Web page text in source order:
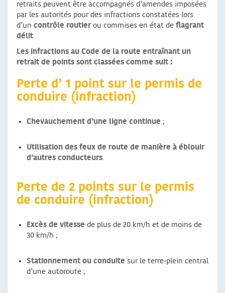
retraits peuvent être accompagnés d’amendes imposées
par les autorités pour des infractions constatées lors
d’un contrôle routierou commises en état de flagrant
délit.
Les infractions au Code de la route entraînant un
retrait de points sont classées comme suit :
Perte d’ 1 point sur le permis de
conduire (infraction)
Chevauchement d’une ligne continue ;
Utilisation des feux de route de manière à éblouir
d’autres conducteurs.
Perte de 2 points sur le permis
de conduire (infraction)
Excès de vitesse de plus de 20 km/h et de moins de
30 km/h ;
Stationnement ou conduite sur le terre-plein central
d’une autoroute ;